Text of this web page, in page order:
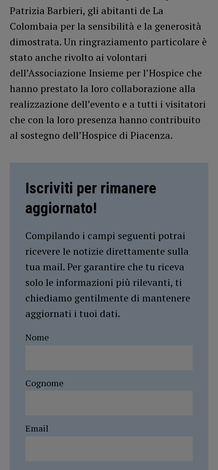
Patrizia Barbieri, gli abitanti de La
Colombaia per la sensibilità e la generosità
dimostrata. Un ringraziamento particolare è
stato anche rivolto ai volontari
dell’Associazione Insieme per l’Hospice che
hanno prestato la loro collaborazione alla
realizzazione dell’evento e a tutti i visitatori
che con la loro presenza hanno contribuito
al sostegno dell’Hospice di Piacenza.
Iscriviti per rimanere
aggiornato!
Compilando i campi seguenti potrai
ricevere le notizie direttamente sulla
tua mail. Per garantire che tu riceva
solo le informazioni più rilevanti, ti
chiediamo gentilmente di mantenere
aggiornati i tuoi dati.
Nome
Cognome
Email